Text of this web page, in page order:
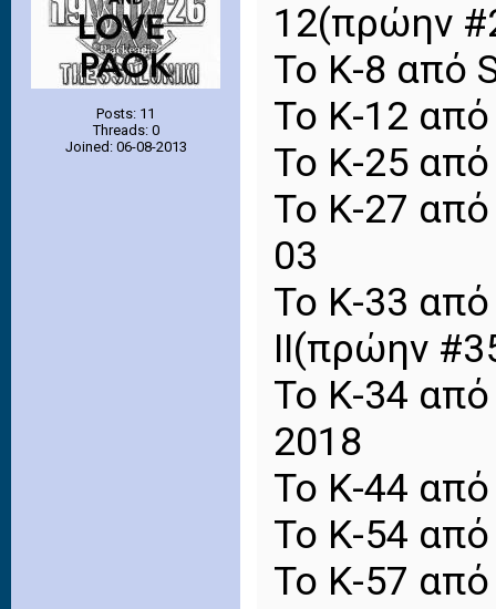
Posts: 11
Threads: 0
Joined: 06-08-2013
12(πρώην
Το Κ-8 από
Το Κ-12 από
Το Κ-25
Το Κ-27
03
Το Κ-33
II(πρώην
Το Κ-34
2018
Το Κ-44
Το Κ-54
Το Κ-57 από